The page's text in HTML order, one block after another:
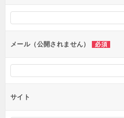
シ
ンメール（公開されません） 必須
サイト